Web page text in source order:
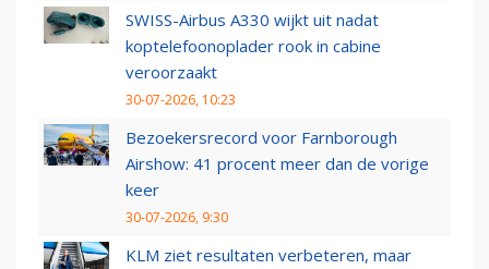
SWISS-Airbus A330 wijkt uit nadat
koptelefoonoplader rook in cabine
veroorzaakt
30-07-2026, 10:23
Bezoekersrecord voor Farnborough
Airshow: 41 procent meer dan de vorige
keer
30-07-2026, 9:30
KLM ziet resultaten verbeteren, maar